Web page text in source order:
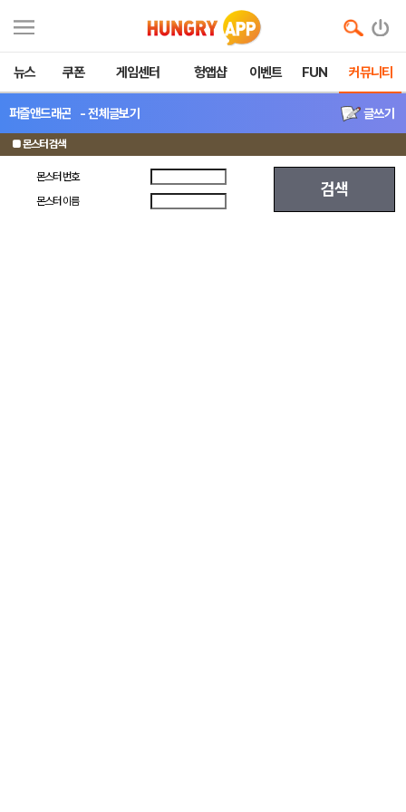
뉴스 쿠폰 게임센터 헝앱샵 이벤트 FUN 커뮤니티
퍼즐앤드래곤 - 전체글보기 글쓰기
■ 몬스터 검색
몬스터 번호
검색
몬스터 이름